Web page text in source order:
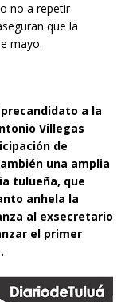
no a repetir
que la
mayo.
a la
Villegas
de
una amplia
tulueña, que
anhela la
al exsecretario
el primer